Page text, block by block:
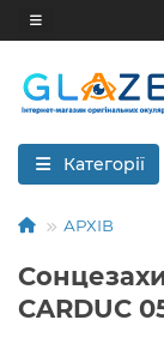
Категорії
АРХІВ
CARDUC